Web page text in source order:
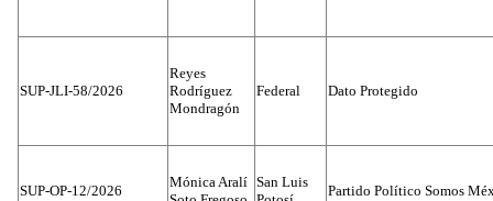
SUP-JLI-58/2026
Reyes
Rodríguez
Mondragón
Federal Dato Protegido
SUP-OP-12/2026
Mónica Aralí San Luis
Partido Político Somos